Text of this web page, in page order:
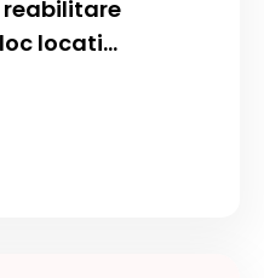
reabilitare
locati...